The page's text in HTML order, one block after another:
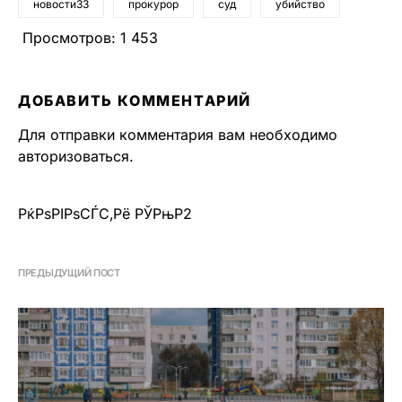
новости33 прокурор суд убийство
Просмотров: 1 453
ДОБАВИТЬ КОММЕНТАРИЙ
Для отправки комментария вам необходимо
авторизоваться.
РќРѕРІРѕСЃС‚Рё РЎРњР2
ПРЕДЫДУЩИЙ ПОСТ